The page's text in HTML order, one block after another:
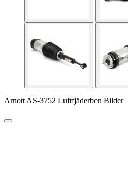
Arnott AS-3752 Luftfjäderben Bilder